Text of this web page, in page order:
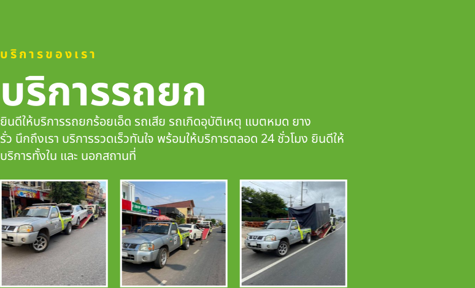
บริการของเรา
บริการรถยก
ยินดีให้บริการรถยกร้อยเอ็ด รถเสีย รถเกิดอุบัติเหตุ แบตหมด ยาง
รั่ว นึกถึงเรา บริการรวดเร็วทันใจ พร้อมให้บริการตลอด 24 ชั่วโมง ยินดีให้
บริการทั้งใน และ นอกสถานที่